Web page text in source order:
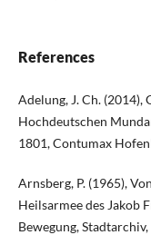
References
Adelung, J. Ch.
Hochdeutschen
1801, Contumax
Arnsberg, P. (1965),
Heilsarmee des Jakob
Bewegung,